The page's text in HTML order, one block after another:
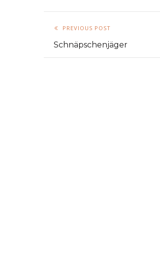
PREVIOUS POST
Schnäpschenjäger